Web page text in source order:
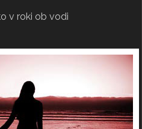
v roki ob vodi